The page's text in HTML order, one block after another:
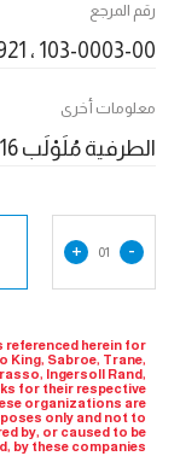
رقم المرجع
103-0003-00 ، TER-1520 ، TER-2921
معلومات أخرى
الطرفية مُلَوْلَب 3/16″ دائرة التحكم
-
01
+
referenced herein for
King, Sabroe, Trane,
Ingersoll Rand,
for their respective
organizations are
only and not to
by, or caused to be
by these companies.